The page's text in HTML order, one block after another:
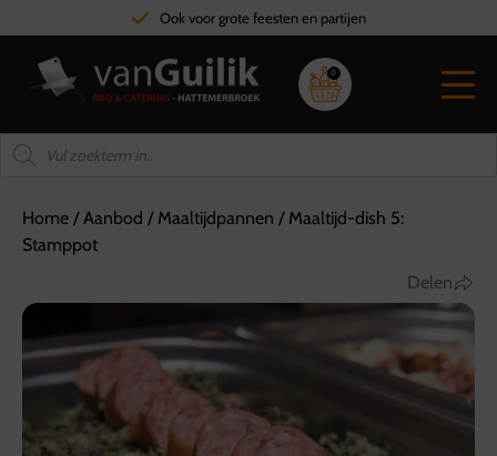
Ook voor grote feesten en partijen
0
Home /Aanbod / Maaltijdpannen / Maaltijd-dish 5:
Stamppot
Delen